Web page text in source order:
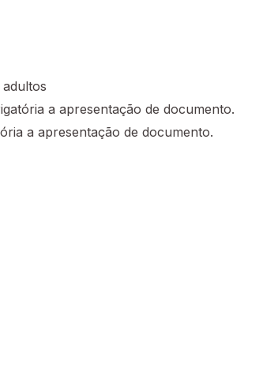
a apresentação de documento.
a apresentação de documento.